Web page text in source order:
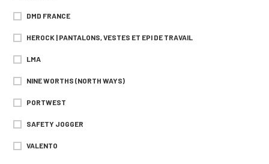
DMD FRANCE
HEROCK | PANTALONS, VESTES ET EPI DE TRAVAIL
LMA
NINE WORTHS (NORTH WAYS)
PORTWEST
SAFETY JOGGER
VALENTO